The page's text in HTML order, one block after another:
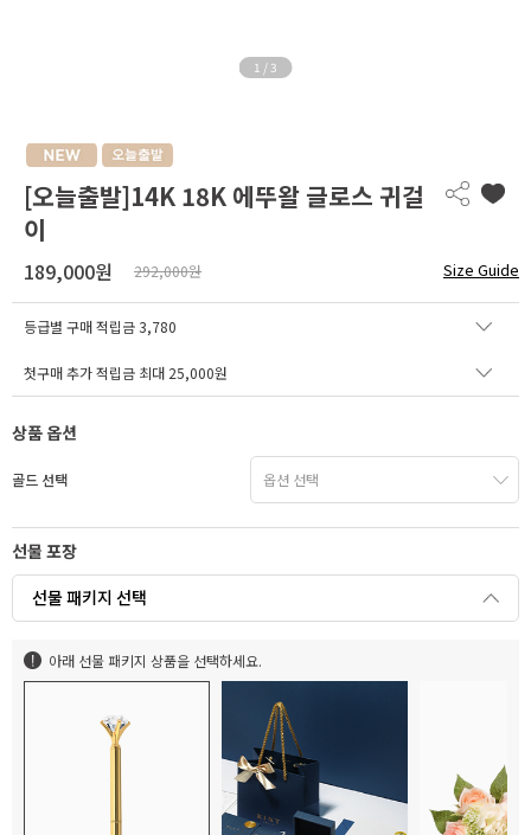
1 / 3
[오늘출발]14K 18K 에뚜왈 글로스 귀걸
이
189,000원 292,000원 Size Guide
등급별 구매 적립금3,780
첫구매 추가 적립금 최대 25,000원
상품 옵션
골드 선택
선물 포장
선물 패키지 선택
아래 선물 패키지 상품을 선택하세요.